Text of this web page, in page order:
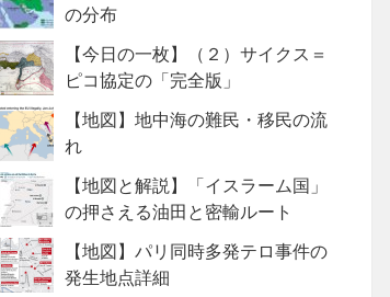
の分布
【今日の一枚】（２）サイクス＝
ピコ協定の「完全版」
【地図】地中海の難民・移民の流
れ
【地図と解説】「イスラーム国」
の押さえる油田と密輸ルート
【地図】パリ同時多発テロ事件の
発生地点詳細